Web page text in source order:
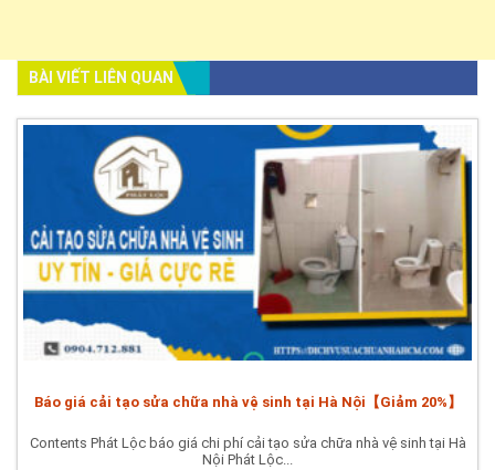
BÀI VIẾT LIÊN QUAN
Báo giá cải tạo sửa chữa nhà vệ sinh tại Hà Nội【Giảm 20%】
Contents Phát Lộc báo giá chi phí cải tạo sửa chữa nhà vệ sinh tại Hà
Nội Phát Lộc...